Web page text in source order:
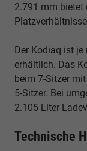
2.791 mm bietet
Der Kodiaq ist je
erhältlich. Das
beim 7-Sitzer
5-Sitzer. Bei
2.105 Liter
Technische